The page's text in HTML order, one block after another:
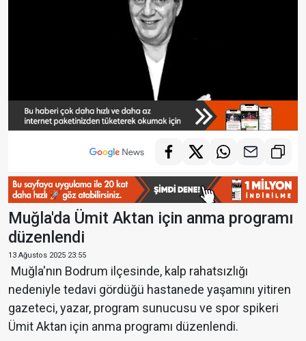
Muğla'da Ümit Aktan için anma programı
düzenlendi
13 Ağustos 2025 23:55
Muğla'nın Bodrum ilçesinde, kalp rahatsızlığı
nedeniyle tedavi gördüğü hastanede yaşamını yitiren
gazeteci, yazar, program sunucusu ve spor spikeri
Ümit Aktan için anma programı düzenlendi.